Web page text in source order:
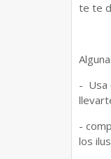
te te
- Usa
-
los